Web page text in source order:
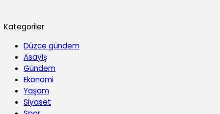
Kategoriler
Düzce gündem
Asayiş
Gündem
Ekonomi
Yaşam
Siyaset